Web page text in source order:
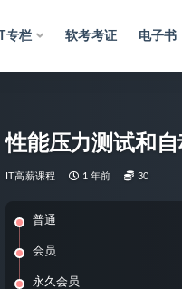
IT专栏 软考考证 电子书
性能压力测试和
IT高薪课程 1 年前 30
普通
会员
永久会员